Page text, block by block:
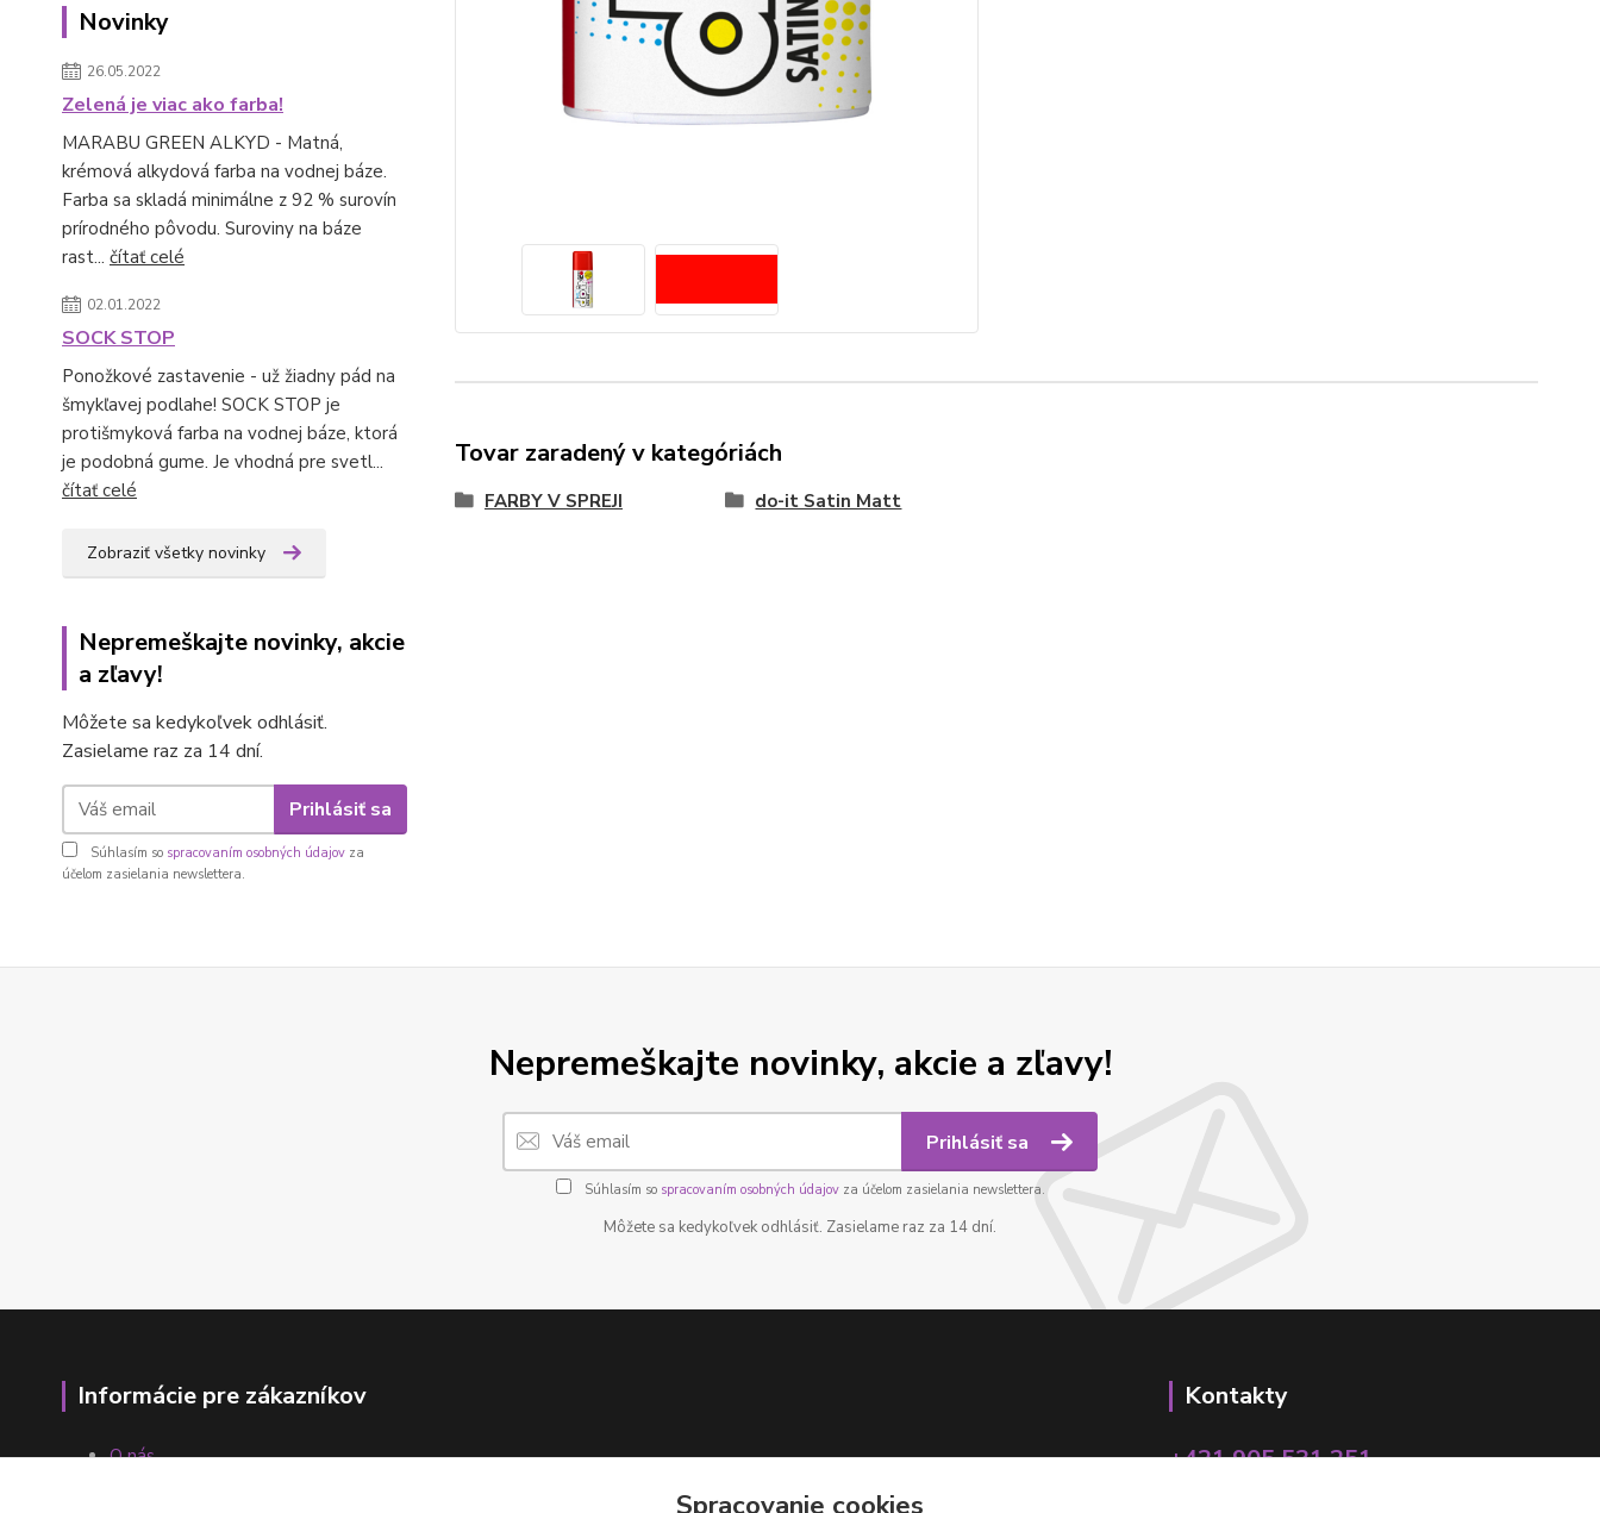
Novinky
26.05.2022
Zelená je viac ako farba!
MARABU GREEN ALKYD - Matná,
krémová alkydová farba na vodnej báze.
Farba sa skladá minimálne z 92 % surovín
prírodného pôvodu. Suroviny na báze
rast... čítať celé
02.01.2022
SOCK STOP
Ponožkové zastavenie - už žiadny pád na
šmykľavej podlahe! SOCK STOP je
protišmyková farba na vodnej báze, ktorá
je podobná gume. Je vhodná pre svetl...
čítať celé
Zobraziť všetky novinky
Nepremeškajte novinky, akcie
a zľavy!
Môžete sa kedykoľvek odhlásiť.
Zasielame raz za 14 dní.
Prihlásiť sa
Súhlasím so spracovaním osobných údajov za
účelom zasielania newslettera.
Tovar zaradený v kategóriách
FARBY V SPREJI do-it Satin Matt
Nepremeškajte novinky, akcie a zľavy!
Prihlásiť sa
Súhlasím so spracovaním osobných údajovza účelom zasielania newslettera.
Môžete sa kedykoľvek odhlásiť. Zasielame raz za 14 dní.
Informácie pre zákazníkov
O nás
Kontakty
+421 905 531 251
Spracovanie cookies